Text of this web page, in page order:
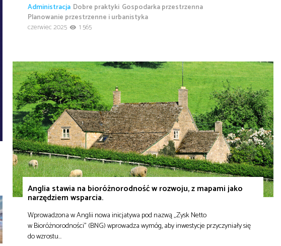
Administracja Dobre praktyki Gospodarka przestrzenna
Planowanie przestrzenne i urbanistyka
czerwiec 2025
1 565
Anglia stawia na bioróżnorodność w rozwoju, z mapami jako
narzędziem wsparcia.
Wprowadzona w Anglii nowa inicjatywa pod nazwą „Zysk Netto
w Bioróżnorodności” (BNG) wprowadza wymóg, aby inwestycje przyczyniały się
do wzrostu…